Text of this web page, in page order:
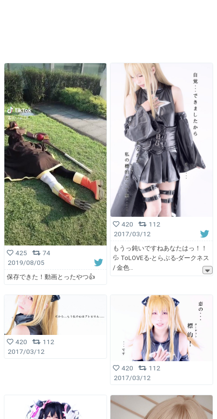
425
74
2019/08/05
保存できた！動画とったやつ👍
420
112
2017/03/12
もうっ鈍いですねあなたはっ！！
💦 ToLOVEる-とらぶる-ダークネス
/ 金色
420
112
2017/03/12
420
112
2017/03/12